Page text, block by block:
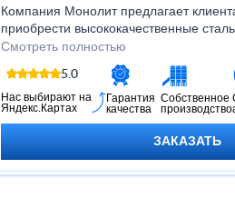
Компания Монолит предлагает
приобрести высококачественные
нашем ассортименте представлен
диаметра и формы, длиной от 1,2
профили имеют длину, во много раз
поперечного сечения, и невероятно
и термическим нагрузкам (до 130°c), а
Смотреть полностью
5.0
Нас выбирают на
Яндекс.Картах
Гарантия
качества
Собственное
производство
ЗАКАЗАТЬ